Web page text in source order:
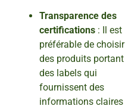
Transparence des
certifications : Il est
préférable de choisir
des produits portant
des labels qui
fournissent des
informations claires